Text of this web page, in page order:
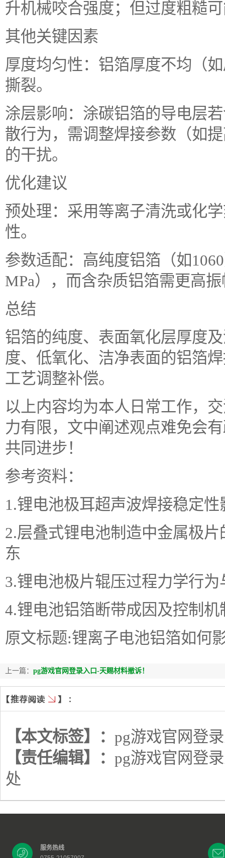
升机械咬合强度；但过度粗糙
其他关键因素
厚度均匀性：铝箔厚度不均（
撕裂。
涂层影响：涂碳铝箔的导电层
散行为，需调整焊接参数（如
的干扰。
优化建议
预处理：采用等离子清洗或化
性。
参数适配：高纯度铝箔（如
MPa），而含杂质铝箔需更高
总结
铝箔的纯度、表面氧化层厚度
度、低氧化、洁净表面的铝箔
工艺调整补偿。
以上内容均为本人日常工作，
力有限，文中阐述观点难免会
共同进步！
参考资料：
1.锂电池极耳超声波焊接稳定
2.层叠式锂电池制造中金属极
东
3.锂电池极片辊压过程力学行
4.锂电池铝箔断带成因及控制
原文标题:锂离子电池铝箔如何
上一篇： pg游戏官网登录入口-天赐材料撤诉！
【本文标签】： pg游戏官网登
【责任编辑】： pg游戏官网登
处
服务热线